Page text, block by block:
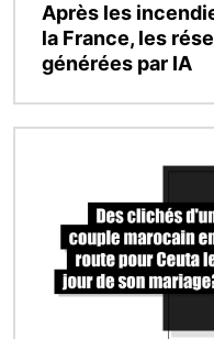
Après les
la France, les
générées par IA